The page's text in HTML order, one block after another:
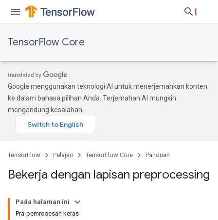
TensorFlow Core
Google menggunakan teknologi AI untuk menerjemahkan konten
ke dalam bahasa pilihan Anda. Terjemahan AI mungkin
mengandung kesalahan.
TensorFlow Pelajari TensorFlow Core Panduan
Bekerja dengan lapisan preprocessing
Pada halaman ini
Pra-pemrosesan keras